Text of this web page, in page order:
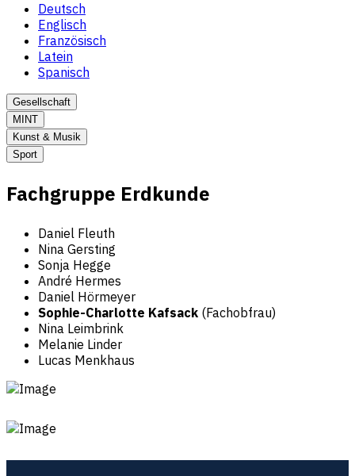
Deutsch
Englisch
Französisch
Latein
Spanisch
Gesellschaft
MINT
Kunst & Musik
Sport
Fachgruppe Erdkunde
Daniel Fleuth
Nina Gersting
Sonja Hegge
André Hermes
Daniel Hörmeyer
Sophie-Charlotte Kafsack (Fachobfrau)
Nina Leimbrink
Melanie Linder
Lucas Menkhaus